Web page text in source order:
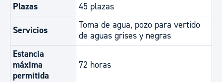
Plazas
45 plazas
Servicios
Toma de agua, pozo para vertido
de aguas grises y negras
Estancia
máxima
permitida
72 horas